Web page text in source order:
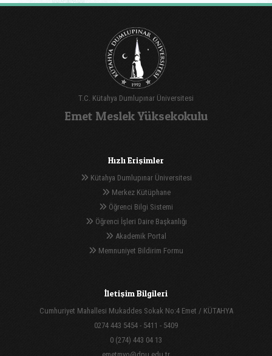
T.C. Kütahya Dumlupınar Üniversitesi
Emet Meslek Yüksekokulu
Hızlı Erişimler
Kütahya Dumlupınar Üniversitesi
Merkez Kütüphane
Öğrenci Bilgi Sistemi
Öğrenci İşleri Daire Başkanlığı
Akademik Portal
Memnuniyet Bildirim Formu
İletişim Bilgileri
Cumhuriyet Mahallesi Mukaddes Sokak No:4 Emet / KÜTAHYA
0274 443 5454 - 5411 - 5409
0 (274) 443 04 13